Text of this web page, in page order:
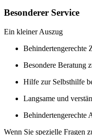
Besonderer Service
Ein kleiner Auszug
Behindertengerechte
Besondere Beratung
Hilfe zur Selbsthilfe
Langsame und
Behindertengerechte
Wenn Sie spezielle Fragen